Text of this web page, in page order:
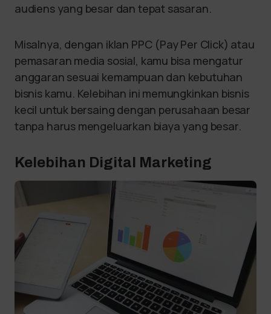
audiens yang besar dan tepat sasaran.
Misalnya, dengan iklan PPC (Pay Per Click) atau
pemasaran media sosial, kamu bisa mengatur
anggaran sesuai kemampuan dan kebutuhan
bisnis kamu. Kelebihan ini memungkinkan bisnis
kecil untuk bersaing dengan perusahaan besar
tanpa harus mengeluarkan biaya yang besar.
Kelebihan Digital Marketing